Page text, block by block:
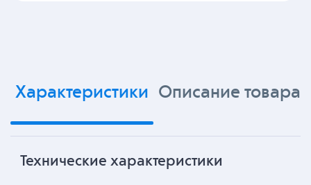
Характеристики Описание товара
Технические характеристики